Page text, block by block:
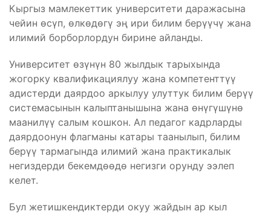
Кыргыз мамлекеттик университети даражасына
чейин өсүп, өлкөдөгү эң ири билим берүүчү жана
илимий борборлордун бирине айланды.
Университет өзүнүн 80 жылдык тарыхында
жогорку квалификациялуу жана компетенттүү
адистерди даярдоо аркылуу улуттук билим берүү
системасынын калыптанышына жана өнүгүшүнө
маанилүү салым кошкон. Ал педагог кадрларды
даярдоонун флагманы катары таанылып, билим
берүү тармагында илимий жана практикалык
негиздерди бекемдөөдө негизги орунду ээлеп
келет.
Бул жетишкендиктерди окуу жайдын ар кыл